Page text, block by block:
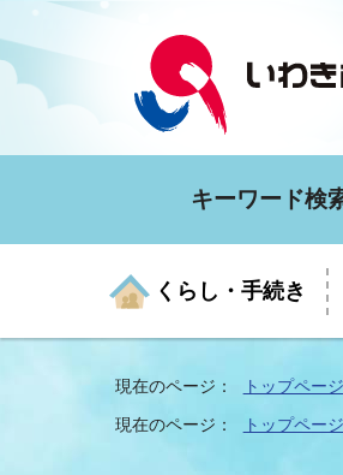
キーワード検
くらし・手続き
くらしの手続きガイド
生涯学習
医療
お知らせ
入札・契約
市の紹介
現在のページ： トップページ
現在のページ：
トップページ